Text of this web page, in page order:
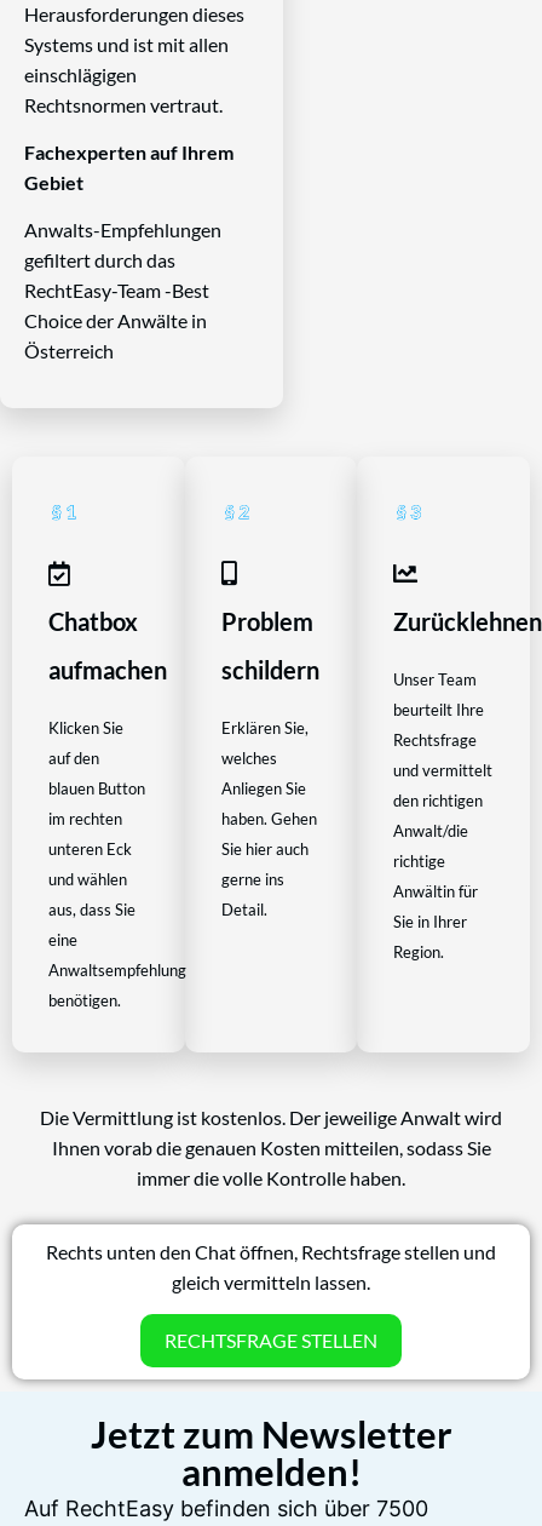
Herausforderungen dieses
Systems und ist mit allen
einschlägigen
Rechtsnormen vertraut.
Fachexperten auf Ihrem
Gebiet
Anwalts-Empfehlungen
gefiltert durch das
RechtEasy-Team -Best
Choice der Anwälte in
Österreich
Chatbox
aufmachen
Klicken Sie
auf den
blauen Button
im rechten
unteren Eck
und wählen
aus, dass Sie
eine
Anwaltsempfehlung
benötigen.
Problem
schildern
Erklären Sie,
welches
Anliegen Sie
haben. Gehen
Sie hier auch
gerne ins
Detail.
Zurücklehnen
Unser Team
beurteilt Ihre
Rechtsfrage
und vermittelt
den richtigen
Anwalt/die
richtige
Anwältin für
Sie in Ihrer
Region.
Die Vermittlung ist kostenlos. Der jeweilige Anwalt wird
Ihnen vorab die genauen Kosten mitteilen, sodass Sie
immer die volle Kontrolle haben.
Rechts unten den Chat öffnen, Rechtsfrage stellen und
gleich vermitteln lassen.
RECHTSFRAGE STELLEN
Jetzt zum Newsletter
anmelden!
Auf RechtEasy befinden sich über 7500